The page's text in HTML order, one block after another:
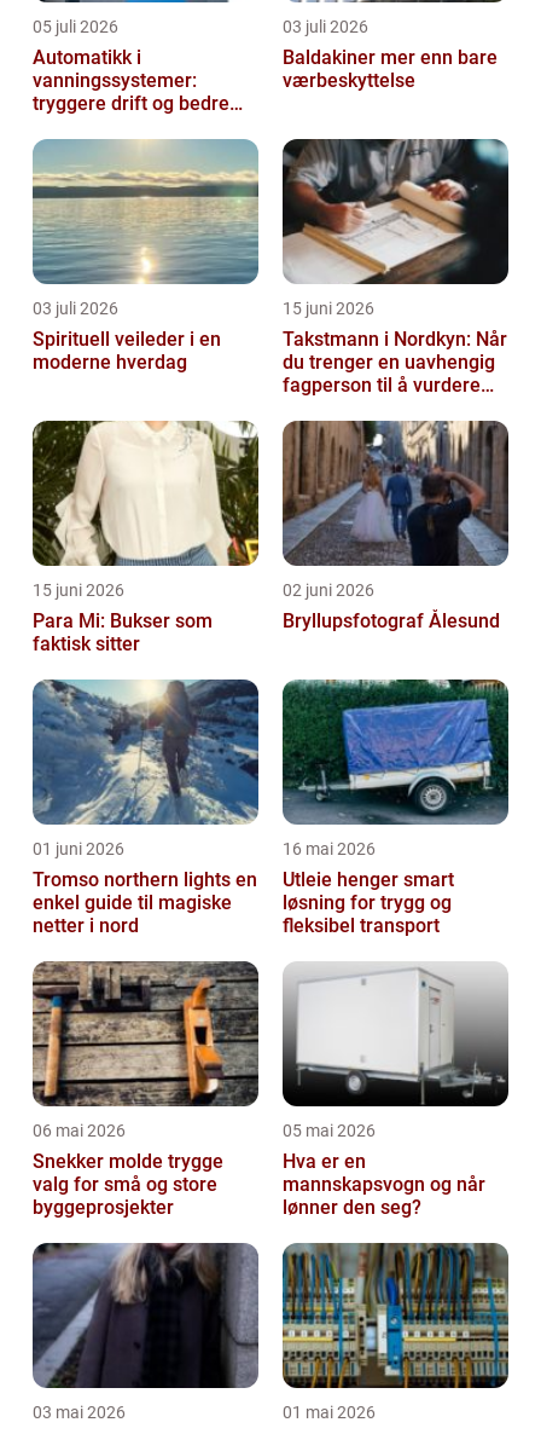
05 juli 2026
Automatikk i
vanningssystemer:
tryggere drift og bedre
03 juli 2026
Baldakiner mer enn bare
værbeskyttelse
03 juli 2026
Spirituell veileder i en
moderne hverdag
15 juni 2026
Takstmann i Nordkyn: Når
du trenger en uavhengig
fagperson til å vurdere
15 juni 2026
Para Mi: Bukser som
faktisk sitter
02 juni 2026
Bryllupsfotograf Ålesund
01 juni 2026
Tromso northern lights en
enkel guide til magiske
netter i nord
16 mai 2026
Utleie henger smart
løsning for trygg og
fleksibel transport
06 mai 2026
Snekker molde trygge
valg for små og store
byggeprosjekter
05 mai 2026
Hva er en
mannskapsvogn og når
lønner den seg?
03 mai 2026 01 mai 2026